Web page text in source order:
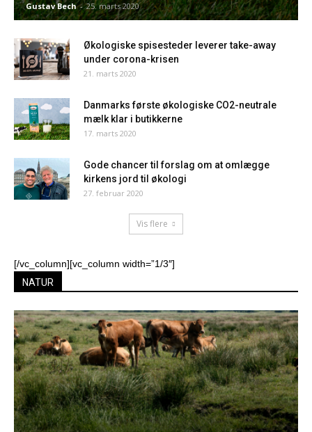
Gustav Bech - 25. marts 2020
Økologiske spisesteder leverer take-away
under corona-krisen
21. marts 2020
Danmarks første økologiske CO2-neutrale
mælk klar i butikkerne
17. marts 2020
Gode chancer til forslag om at omlægge
kirkens jord til økologi
27. februar 2020
Vis flere
[/vc_column][vc_column width=”1/3″]
NATUR